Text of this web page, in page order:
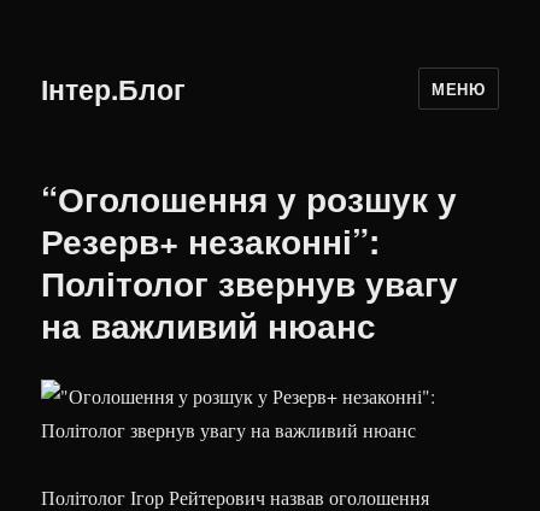
Інтер.Блог МЕНЮ
“Оголошення у розшук у
Резерв+ незаконні”:
Політолог звернув увагу
на важливий нюанс
Політолог Ігор Рейтерович назвав оголошення